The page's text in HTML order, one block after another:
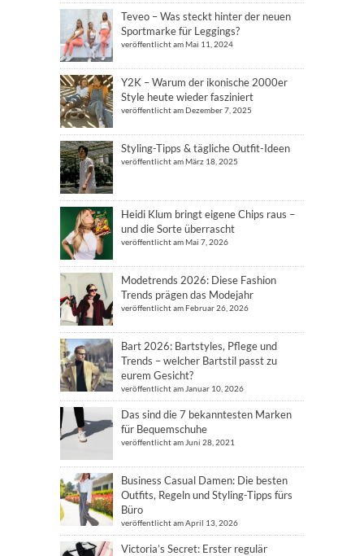
Teveo – Was steckt hinter der neuen
Sportmarke für Leggings?
veröffentlicht am Mai 11, 2024
Y2K – Warum der ikonische 2000er
Style heute wieder fasziniert
veröffentlicht am Dezember 7, 2025
Styling-Tipps & tägliche Outfit-Ideen
veröffentlicht am März 18, 2025
Heidi Klum bringt eigene Chips raus –
und die Sorte überrascht
veröffentlicht am Mai 7, 2026
Modetrends 2026: Diese Fashion
Trends prägen das Modejahr
veröffentlicht am Februar 26, 2026
Bart 2026: Bartstyles, Pflege und
Trends – welcher Bartstil passt zu
eurem Gesicht?
veröffentlicht am Januar 10, 2026
Das sind die 7 bekanntesten Marken
für Bequemschuhe
veröffentlicht am Juni 28, 2021
Business Casual Damen: Die besten
Outfits, Regeln und Styling-Tipps fürs
Büro
veröffentlicht am April 13, 2026
Victoria’s Secret: Erster regulär